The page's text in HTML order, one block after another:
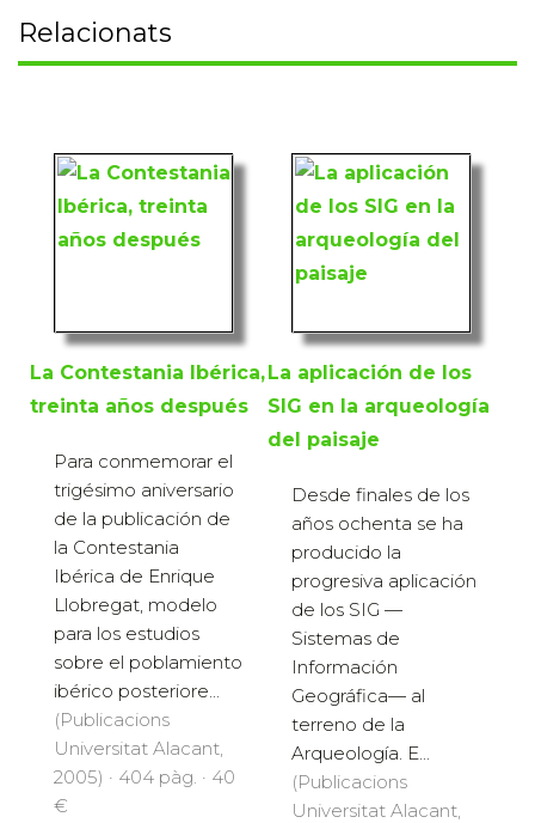
Relacionats
La Contestania Ibérica,
treinta años después
Para conmemorar el
trigésimo aniversario
de la publicación de
la Contestania
Ibérica de Enrique
Llobregat, modelo
para los estudios
sobre el poblamiento
ibérico posteriore...
(Publicacions
Universitat Alacant,
2005) · 404 pàg. · 40
€
La aplicación de los
SIG en la arqueología
del paisaje
Desde finales de los
años ochenta se ha
producido la
progresiva aplicación
de los SIG —
Sistemas de
Información
Geográfica— al
terreno de la
Arqueología. E...
(Publicacions
Universitat Alacant,